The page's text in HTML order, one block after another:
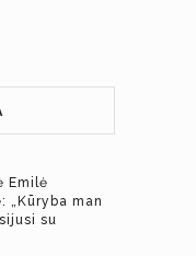
Emilė
„Kūryba man
su